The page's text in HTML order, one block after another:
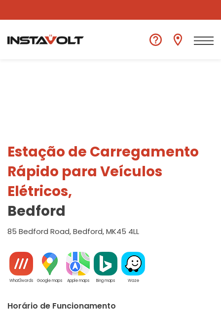
Ver outra localização
Estação de Carregamento
Rápido para Veículos
Elétricos,
Bedford
85 Bedford Road, Bedford, MK45 4LL
What3words Google maps Apple maps Bing maps Waze
Horário de Funcionamento